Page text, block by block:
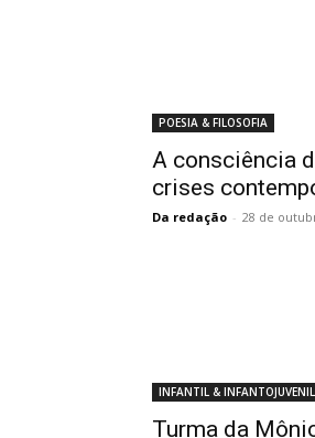
POESIA & FILOSOFIA
A consciência
crises
Da redação - 28 de
INFANTIL & INFANTOJUVENIL
Turma da